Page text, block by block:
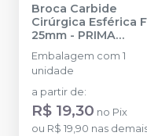
Broca Carbide
Cirúrgica Esférica
25mm - PRIMA
DENTAL BY
Embalagem com 1
unidade
a partir de:
R$ 19,30 no Pix
ou R$ 19,90 nas